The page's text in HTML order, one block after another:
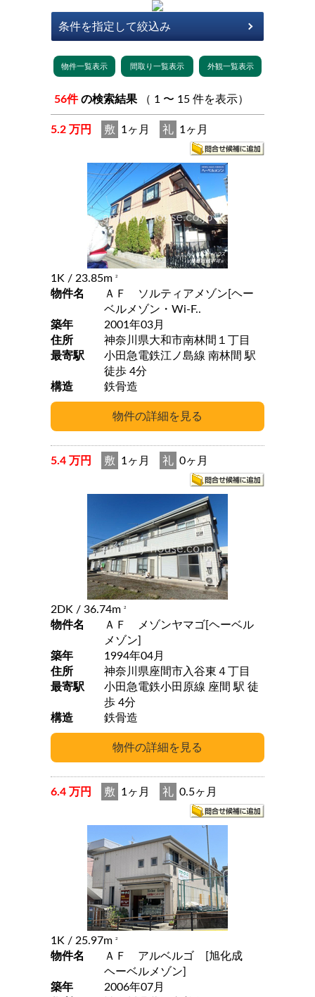
56件 の検索結果 （ 1 〜 15 件を表示）
5.2 万円 敷 1ヶ月 礼 1ヶ月
1K / 23.85m 2
物件名
ＡＦ ソルティアメゾン[ヘー
ベルメゾン・Wi-F..
築年
2001年03月
住所
神奈川県大和市南林間１丁目
最寄駅
小田急電鉄江ノ島線 南林間 駅
徒歩 4分
構造
鉄骨造
5.4 万円 敷 1ヶ月 礼 0ヶ月
2DK / 36.74m 2
物件名
ＡＦ メゾンヤマゴ[ヘーベル
メゾン]
築年
1994年04月
住所
神奈川県座間市入谷東４丁目
最寄駅
小田急電鉄小田原線 座間 駅 徒
歩 4分
構造
鉄骨造
6.4 万円 敷 1ヶ月 礼 0.5ヶ月
1K / 25.97m 2
物件名
ＡＦ アルベルゴ [旭化成
ヘーベルメゾン]
築年
2006年07月